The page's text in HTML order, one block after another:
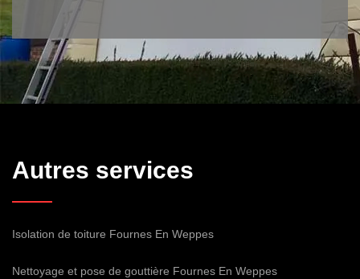
Autres services
Isolation de toiture Fournes En Weppes
Nettoyage et pose de gouttière Fournes En Weppes